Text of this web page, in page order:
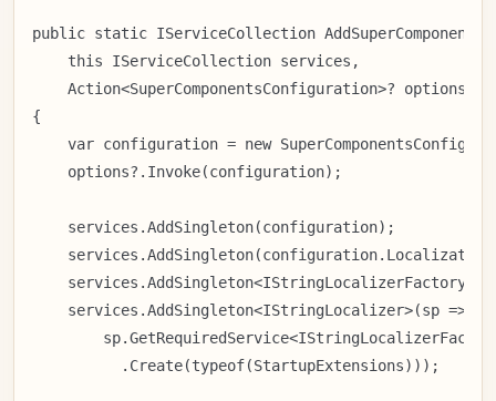
public static IServiceCollection AddSuperComponents(
    this IServiceCollection services,
Action<SuperComponentsConfiguration>? options =
{
var configuration = new
    options?.Invoke(configuration);
    services.AddSingleton(configuration);
services.AddSingleton<IStringLocalizerFactory,
    services.AddSingleton<IStringLocalizer>(sp =>
          .Create(typeof(StartupExtensions)));